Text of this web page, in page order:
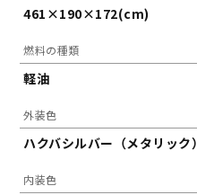
461×190×172(cm)
燃料の種類
軽油
外装色
ハクバシルバー（メタリック）
内装色